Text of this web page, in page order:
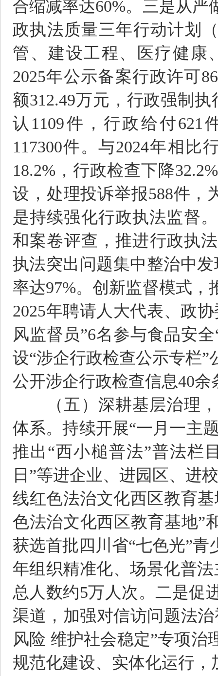
合缩减率达60%。三是从
政执法质量三年行动计划
管、建设工程、医疗健康
2025年公示备案行政许可
额312.49万元，行政强制
认1109件，行政给付
117300件。与2024年相比
18.2%，行政检查下降
设，处理投诉举报588件，
是持续强化行政执法监督
和案卷评查，推进行政执
执法突出问题集中整治中
率达97%。创新监督模式
2025年聘请人大代表、政
风监督员”6名参与食品安
设“涉企行政检查公示专栏
公开涉企行政检查信息40余
（五）深耕基层治理，
体系。持续开展“一月一主
推出“西小槌普法”普法栏
日”等进企业、进园区、进
线红色法治文化西区教育
色法治文化西区教育基地”
获选首批四川省“七色光”青
年组织精准化、场景化普
总人数约5万人次。二是促
渠道，加强对信访问题法
风险 维护社会稳定”专项治
规范化建设、实体化运行，